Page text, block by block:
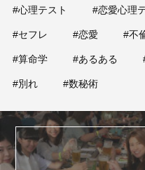
#心理テスト #恋愛心理
#セフレ #恋愛 #不
#算命学 #あるある
#別れ #数秘術